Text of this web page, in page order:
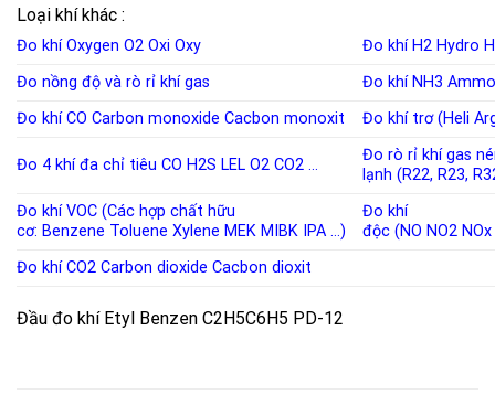
Loại khí khác :
Đo khí Oxygen O2 Oxi Oxy Đo khí H2 Hydro
Đo nồng độ và rò rỉ khí gas Đo khí NH3
Đo khí CO Carbon monoxide Cacbon monoxit Đo khí trơ (Heli
Đo 4 khí đa chỉ tiêu CO H2S LEL O2 CO2 …
Đo rò rỉ khí gas
lạnh (R22, R23,
Đo khí VOC (Các hợp chất hữu
cơ: Benzene Toluene Xylene MEK MIBK IPA …)
Đo khí
độc (NO NO2 NOx
Đo khí CO2 Carbon dioxide Cacbon dioxit
Đầu đo khí Etyl Benzen C2H5C6H5 PD-12